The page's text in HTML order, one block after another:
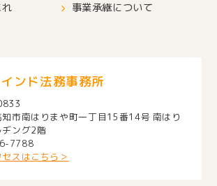
事業承継について
ンド法務事務所
知市南はりまや町一丁目15番14号 南はり
ヂング2階
7788
スはこちら＞